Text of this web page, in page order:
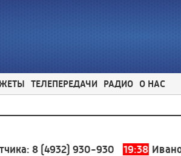
ТЕЛЕПЕРЕДАЧИ РАДИО О НАС
(4932) 930-930 19:38